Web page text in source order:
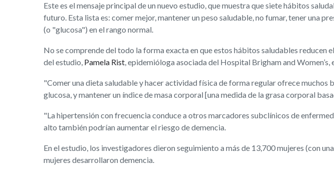
Este es el mensaje principal de un nuevo estudio, que muestra que siete hábitos
futuro. Esta lista es: comer mejor, mantener un peso saludable, no fumar, tener una
(o "glucosa") en el rango normal.
No se comprende del todo la forma exacta en que estos hábitos saludables
del estudio, Pamela Rist, epidemióloga asociada del Hospital Brigham and Women’s,
"Comer una dieta saludable y hacer actividad física de forma regular ofrece
glucosa, y mantener un índice de masa corporal [una medida de la grasa corporal
"La hipertensión con frecuencia conduce a otros marcadores subclínicos de
alto también podrían aumentar el riesgo de demencia.
En el estudio, los investigadores dieron seguimiento a más de 13,700 mujeres (con
mujeres desarrollaron demencia.